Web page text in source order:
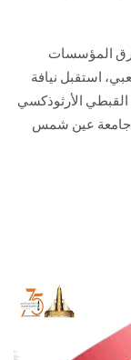
المؤسسات
استقبل نيافة
القبطي الأرثوذكسي
جامعة عين شمس